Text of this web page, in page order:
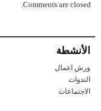
Comments are closed.
الأنشطة
ورش اعمال
الندوات
الاجتماعات